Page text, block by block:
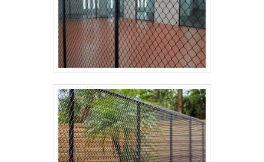
telas hexagonais (metálicas e plásticas).É
comprometida com os serviços e altamente
qualificada, padrões alcançados por conter
escritório de alta qualidade onde são realizadas as
atividades e tecnologia de ponta. Tudo isso, unido a
treinados para atender com rapidez e eficácia, fecha
todo o ciclo de entrega com excelência para toda a
carteira de clientes.Aproveite a visita para acessar o
site e saber mais sobre a empresa, os serviços e os
produtos. Se preferir, entre em contato com um dos